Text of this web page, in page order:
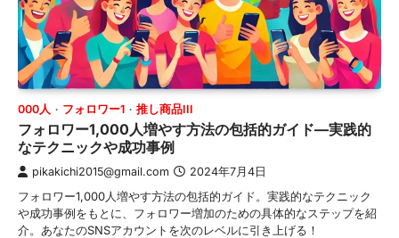
000人 フォロワー1 推し商品III
フォロワー1,000人増やす方法の包括的ガイド—実践的
なテクニックや成功事例
pikakichi2015@gmail.com 2024年7月4日
フォロワー1,000人増やす方法の包括的ガイド。実践的なテクニック
や成功事例をもとに、フォロワー増加のための具体的なステップを紹
介。あなたのSNSアカウントを次のレベルに引き上げる！